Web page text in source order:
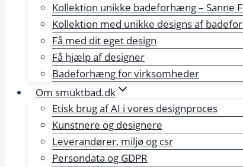
Kollektion unikke badeforhæng – Sanne
Kollektion med unikke designs af
Få med dit eget design
Få hjælp af designer
Badeforhæng for virksomheder
Om smuktbad.dk
Etisk brug af AI i vores designproces
Kunstnere og designere
Leverandører, miljø og csr
Persondata og GDPR